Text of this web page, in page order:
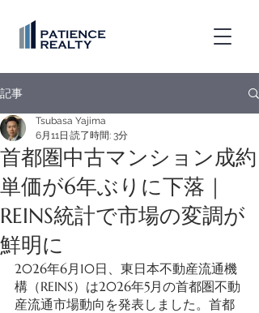
記事
首都圏中古マンション成約
単価が6年ぶりに下落｜
REINS統計で市場の変調が
鮮明に
Tsubasa Yajima
6月11日 読了時間: 3分
2026年6月10日、東日本不動産流通機
構（REINS）は2026年5月の首都圏不動
産流通市場動向を発表しました。首都